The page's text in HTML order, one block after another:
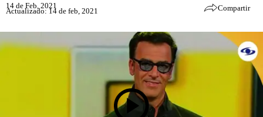
14 de Feb, 2021
Actualizado: 14 de feb, 2021 Compartir